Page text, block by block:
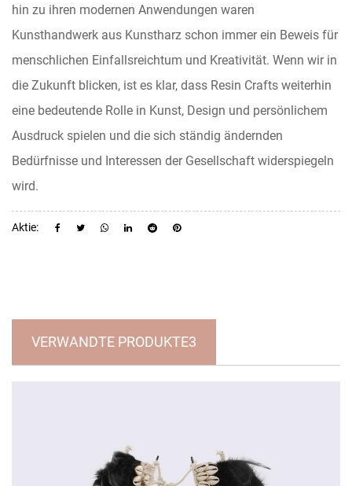
hin zu ihren modernen Anwendungen waren
Kunsthandwerk aus Kunstharz schon immer ein Beweis für
menschlichen Einfallsreichtum und Kreativität. Wenn wir in
die Zukunft blicken, ist es klar, dass Resin Crafts weiterhin
eine bedeutende Rolle in Kunst, Design und persönlichem
Ausdruck spielen und die sich ständig ändernden
Bedürfnisse und Interessen der Gesellschaft widerspiegeln
wird.
Aktie:
VERWANDTE PRODUKTE3